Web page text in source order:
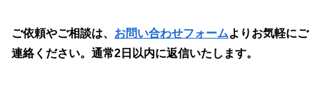
ご依頼やご相談は、 お問い合わせフォームよりお気軽にご
連絡ください。通常2日以内に返信いたします。